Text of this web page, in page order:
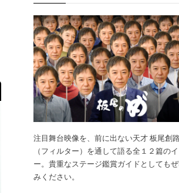
注目舞台映像を、前に出ない天才 板尾創
（フィルター）を通して語る全１２篇の
ー。貴重なステージ鑑賞ガイドとしても
みください。